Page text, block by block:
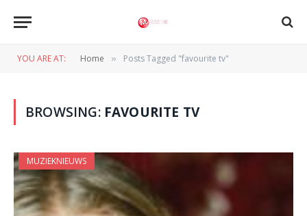
YOU ARE AT: Home » Posts Tagged "favourite tv"
BROWSING: FAVOURITE TV
MUZIEKNIEUWS